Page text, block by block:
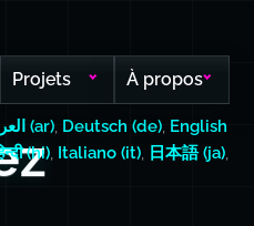
Projets À propos
العربية (ar), Deutsch (de), English
(hi), Italiano (it), 日本語 (ja),